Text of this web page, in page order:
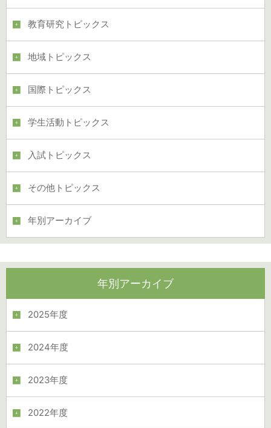
教育研究トピックス
地域トピックス
国際トピックス
学生活動トピックス
入試トピックス
その他トピックス
年別アーカイブ
年別アーカイブ
2025年度
2024年度
2023年度
2022年度